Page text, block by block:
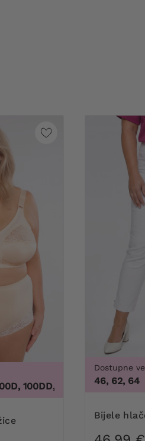
100F, 100G, 100H, 100I,
Dostupne
46, 62, 64
Bijele